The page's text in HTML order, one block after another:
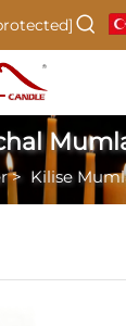
> Kilise